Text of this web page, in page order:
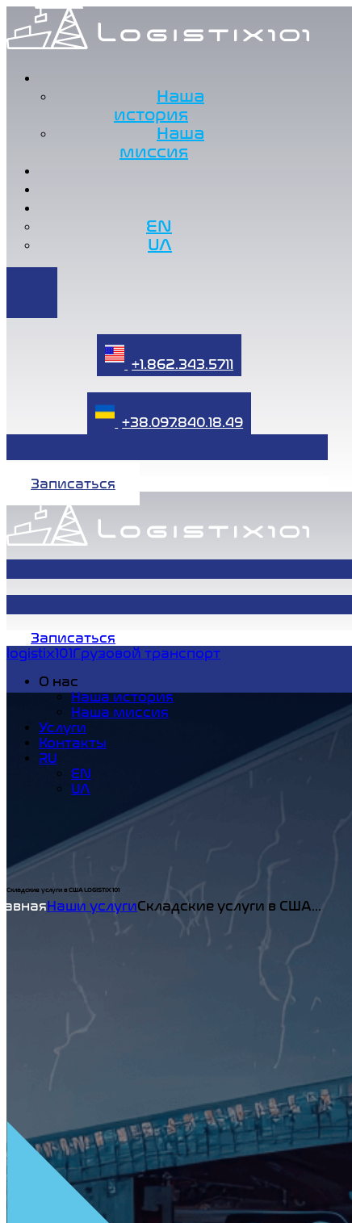
Наша
история
Наша
миссия
EN
UA
+1.862.343.5711
+38.097.840.18.49
Записаться
Записаться
logistix101Грузовой транспорт
О нас
Наша история
Наша миссия
Услуги
Контакты
RU
EN
UA
Складские услуги в США LOGISTIX 101
HomeНаши услугиСкладские услуги в США...